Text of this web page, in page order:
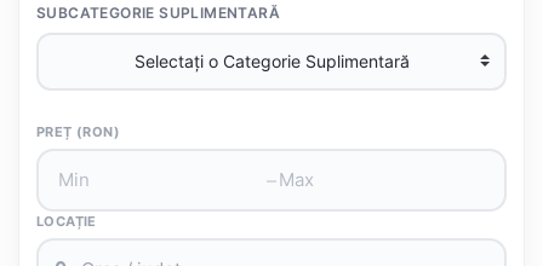
SUBCATEGORIE SUPLIMENTARĂ
PREȚ (RON)
–
LOCAȚIE